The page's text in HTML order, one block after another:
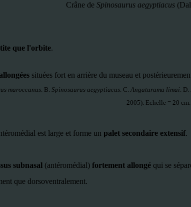
Crâne de Spinosaurus aegyptiacus(Dal
que l'orbite.
situées fort en arrière du museau et
maroccanus. B. Spinosaurus aegyptiacus. C. Angaturama limai. D.
2005). Echelle = 20 cm.
est large et forme un palet secondaire extensif.
subnasal (antéromédial) fortement allongé qui se
que dorsoventralement.